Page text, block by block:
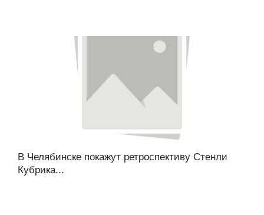
В Челябинске покажут ретроспективу Стенли
Кубрика...